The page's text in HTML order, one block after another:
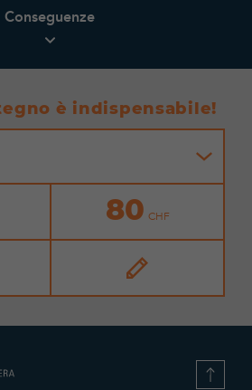
Conseguenze
è indispensabile!
80